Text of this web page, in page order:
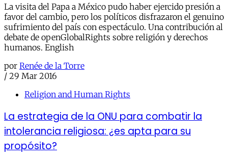
La visita del Papa a México pudo haber ejercido presión a
favor del cambio, pero los políticos disfrazaron el genuino
sufrimiento del país con espectáculo. Una contribución al
debate de openGlobalRights sobre religión y derechos
humanos. English
por Renée de la Torre
/ 29 Mar 2016
Religion and Human Rights
La estrategia de la ONU para combatir la
intolerancia religiosa: ¿es apta para su
propósito?